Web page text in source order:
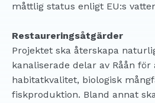
måttlig status enligt EU:s
Restaureringsåtgärder
Projektet ska återskapa
kanaliserade delar av Råån
habitatkvalitet, biologisk
fiskproduktion. Bland annat